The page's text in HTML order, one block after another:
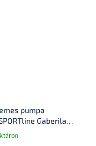
pumpa
Gaberila
Bankkal és LED